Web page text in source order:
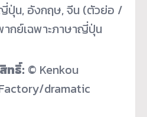
ปุ่น, อังกฤษ, จีน (ตัวย่อ /
ากย์เฉพาะภาษาญี่ปุ่น
ทธิ์: © Kenkou
dramatic